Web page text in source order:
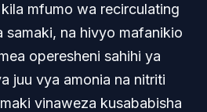
mfumo wa recirculating
samaki, na hivyo mafanikio
operesheni sahihi ya
juu vya amonia na nitriti
vinaweza kusababisha